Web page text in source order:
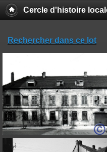
Cercle d'histoire
Rechercher dans ce lot